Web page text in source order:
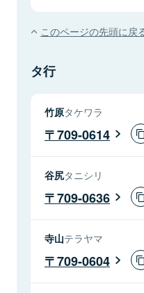
このページの先頭に戻
タ行
竹原タケワラ
709-0614
谷尻タニシリ
709-0636
寺山テラヤマ
709-0604